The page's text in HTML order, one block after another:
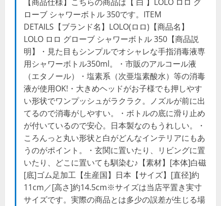
ローブ シャワーボトル 350です。ITEM
DETAILS【ブランド名】LOLO(ロロ)【商品名】
LOLO ロロ グローブ シャワーボトル 350【商品説
明】・見た目もシンプルでオシャレな手指消毒液専
用シャワーボトル350ml。・市販のアルコール液
（エタノール）・塩素系（次亜塩素酸水）等の消毒
液が使用OK!・大きめヘッドがお子様でも押しやす
い形状でワンプッシュがラクラク。ノズルが前に出
てるので消毒がしやすい。・ボトルの底に滑り止め
が付いているので安心。日本製なのもうれしい。・
ころんっと丸い形状と白がどんなインテリアにもあ
うのがポイント。・玄関に置いたり、リビングに置
いたり、どこに置いても馴染む♪【素材】[本体]白磁
[底]ゴム足加工【生産国】日本【サイズ】[直径]約
11cm／[高さ]約14.5cm※サイズは当店平置き実寸
サイズです。実際の商品とは多少の誤差が生じる場